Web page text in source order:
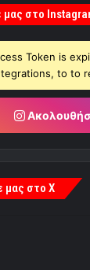
στο
Token is
to to
μας στο X